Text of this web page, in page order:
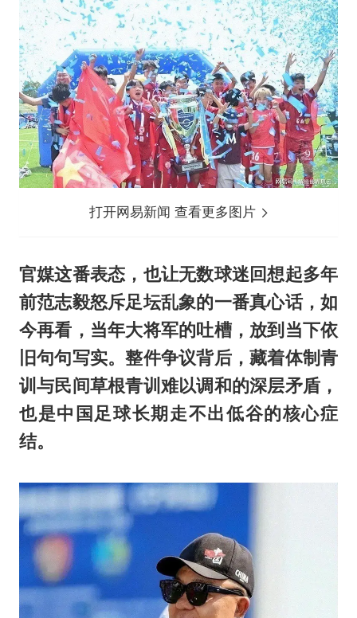
打开网易新闻 查看更多图片
官媒这番表态，也让无数球迷回想起多年
前范志毅怒斥足坛乱象的一番真心话，如
今再看，当年大将军的吐槽，放到当下依
旧句句写实。整件争议背后，藏着体制青
训与民间草根青训难以调和的深层矛盾，
也是中国足球长期走不出低谷的核心症
结。